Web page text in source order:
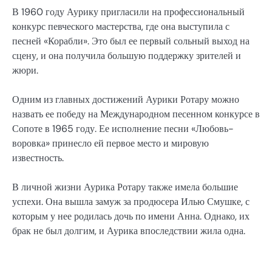
В 1960 году Аурику пригласили на профессиональный
конкурс певческого мастерства, где она выступила с
песней «Корабли». Это был ее первый сольный выход на
сцену, и она получила большую поддержку зрителей и
жюри.
Одним из главных достижений Аурики Ротару можно
назвать ее победу на Международном песенном конкурсе в
Сопоте в 1965 году. Ее исполнение песни «Любовь-
воровка» принесло ей первое место и мировую
известность.
В личной жизни Аурика Ротару также имела большие
успехи. Она вышла замуж за продюсера Илью Смушке, с
которым у нее родилась дочь по имени Анна. Однако, их
брак не был долгим, и Аурика впоследствии жила одна.